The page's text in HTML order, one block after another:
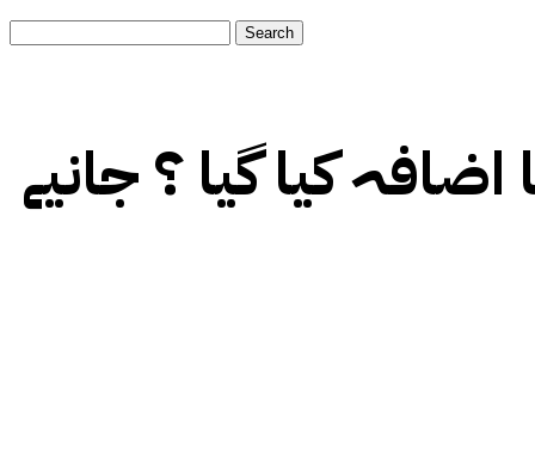
کیا گیا ؟ جانیے